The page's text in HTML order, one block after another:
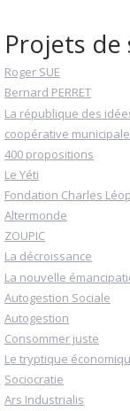
Projets de
Roger SUE
Bernard PERRET
La république des
coopérative municipale
400 propositions
Le Yéti
Fondation Charles
Altermonde
ZOUPIC
La décroissance
La nouvelle
Autogestion Sociale
Autogestion
Consommer juste
Le tryptique
Sociocratie
Ars Industrialis